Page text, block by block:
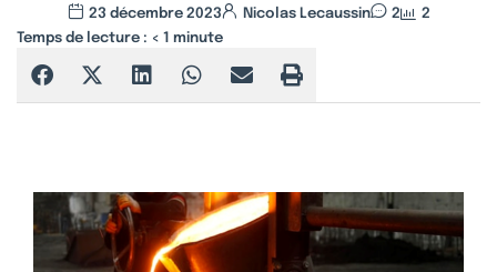
23 décembre 2023 Nicolas Lecaussin 2
2
Temps de lecture : < 1 minute